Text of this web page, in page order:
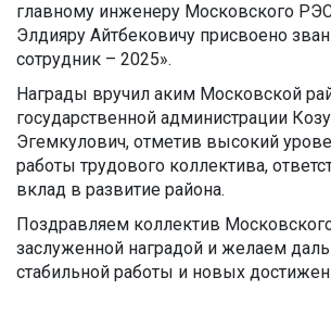
главному инженеру Московского
Элдияру Айтбековичу присвоено
сотрудник – 2025».
Награды вручил аким Московской
государственной администрации
Эгемкулович, отметив высокий
работы трудового коллектива,
вклад в развитие района.
Поздравляем коллектив
заслуженной наградой и желаем
стабильной работы и новых